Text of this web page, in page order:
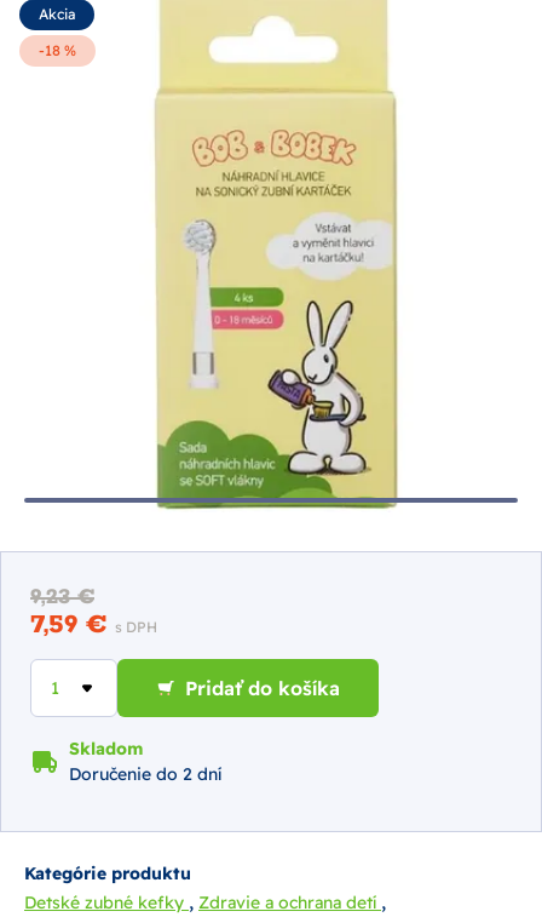
Akcia
-18 %
9,23 €
7,59 € s DPH
Pridať do košíka
Skladom
Doručenie do 2 dní
Kategórie produktu
Detské zubné kefky , Zdravie a ochrana detí ,